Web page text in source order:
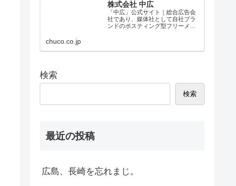
株式会社 中広
「中広」公式サイト｜総合広告会
社であり、媒体社として自社ブラ
ンドのポスティング型フリーメデ
chuco.co.jp
検索
検索
最近の投稿
広島、長崎を忘れまじ。